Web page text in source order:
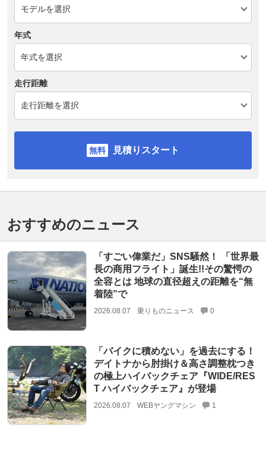
年式
走行距離
見積りスタート
おすすめのニュース
「すごい偉業だ」SNS騒然！ 「世界最
長の商用フライト」誕生!!その驚愕の
全容とは 地球の直径超えの距離を“無
着陸”で
2026.08.07 乗りものニュース 0
「バイクに積めない」を過去にする！
デイトナから肘掛け＆高さ調整枕つき
の極上ハイバックチェア『WIDE/RES
T ハイバックチェア』が登場
2026.08.07 WEBヤングマシン 1